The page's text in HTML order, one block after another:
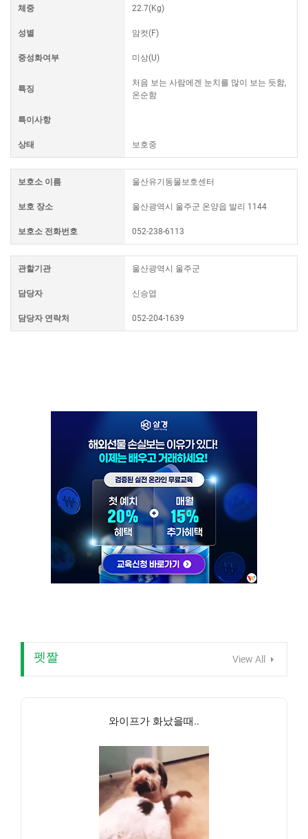
체중 22.7(Kg)
성별 암컷(F)
중성화여부 미상(U)
특징
처음 보는 사람에겐 눈치를 많이 보는 듯함,
온순함
특이사항
상태 보호중
보호소 이름 울산유기동물보호센터
보호 장소 울산광역시 울주군 온양읍 발리 1144
보호소 전화번호 052-238-6113
관할기관 울산광역시 울주군
담당자 신승엽
담당자 연락처 052-204-1639
펫짤 View All
와이프가 화났을때..